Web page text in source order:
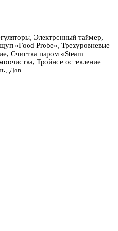
Электронный таймер,
«Food Probe», Трехуровневые
Очистка паром «Steam
Тройное остекление
Дов